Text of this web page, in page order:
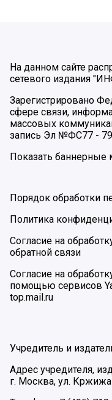
На данном сайте
сетевого издания
Зарегистрировано
сфере связи,
массовых
запись Эл №ФС77 -
Показать баннерные
Порядок обработки
Политика
Согласие на
обратной связи
Согласие на
помощью сервисов
top.mail.ru
Учредитель и
Адрес учредителя,
г. Москва, ул.